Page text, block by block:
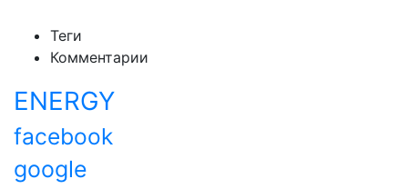
Теги
Комментарии
ENERGY
facebook
google